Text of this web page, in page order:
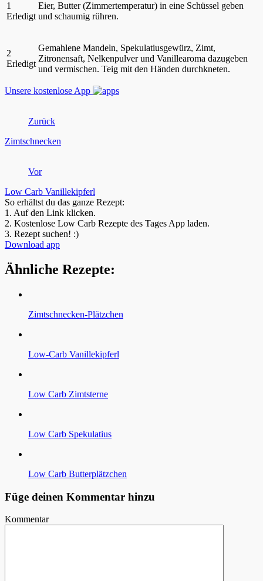
1
Erledigt
Eier, Butter (Zimmertemperatur) in eine Schüssel geben
und schaumig rühren.
2
Erledigt
Gemahlene Mandeln, Spekulatiusgewürz, Zimt,
Zitronensaft, Nelkenpulver und Vanillearoma dazugeben
und vermischen. Teig mit den Händen durchkneten.
Unsere kostenlose App
Zurück
Zimtschnecken
Vor
Low Carb Vanillekipferl
So erhältst du das ganze Rezept:
1. Auf den Link klicken.
2. Kostenlose Low Carb Rezepte des Tages App laden.
3. Rezept suchen! :)
Download app
Ähnliche Rezepte:
Zimtschnecken-Plätzchen
Low-Carb Vanillekipferl
Low Carb Zimtsterne
Low Carb Spekulatius
Low Carb Butterplätzchen
Füge deinen Kommentar hinzu
Kommentar